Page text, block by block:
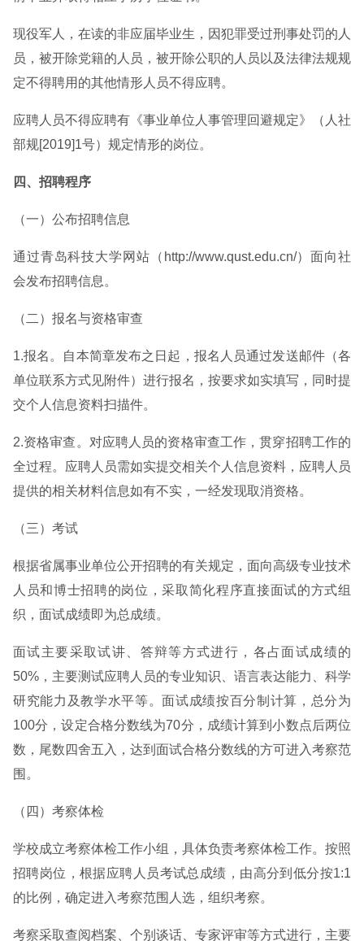
现役军人，在读的非应届毕业生，因犯罪受过刑事处罚的人
员，被开除党籍的人员，被开除公职的人员以及法律法规规
定不得聘用的其他情形人员不得应聘。
应聘人员不得应聘有《事业单位人事管理回避规定》（人社
部规[2019]1号）规定情形的岗位。
四、招聘程序
（一）公布招聘信息
通过青岛科技大学网站（http://www.qust.edu.cn/）面向社
会发布招聘信息。
（二）报名与资格审查
1.报名。自本简章发布之日起，报名人员通过发送邮件（各
单位联系方式见附件）进行报名，按要求如实填写，同时提
交个人信息资料扫描件。
2.资格审查。对应聘人员的资格审查工作，贯穿招聘工作的
全过程。应聘人员需如实提交相关个人信息资料，应聘人员
提供的相关材料信息如有不实，一经发现取消资格。
（三）考试
根据省属事业单位公开招聘的有关规定，面向高级专业技术
人员和博士招聘的岗位，采取简化程序直接面试的方式组
织，面试成绩即为总成绩。
面试主要采取试讲、答辩等方式进行，各占面试成绩的
50%，主要测试应聘人员的专业知识、语言表达能力、科学
研究能力及教学水平等。面试成绩按百分制计算，总分为
100分，设定合格分数线为70分，成绩计算到小数点后两位
数，尾数四舍五入，达到面试合格分数线的方可进入考察范
围。
（四）考察体检
学校成立考察体检工作小组，具体负责考察体检工作。按照
招聘岗位，根据应聘人员考试总成绩，由高分到低分按1:1
的比例，确定进入考察范围人选，组织考察。
考察采取查阅档案、个别谈话、专家评审等方式进行，主要